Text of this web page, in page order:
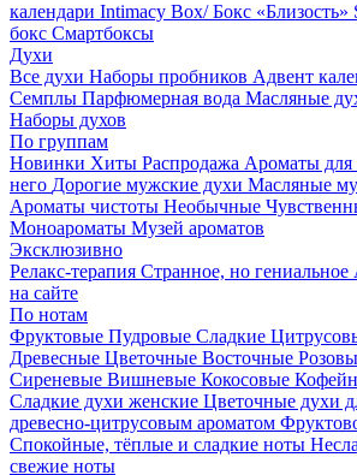
календари Intimacy Box/ Бокс «Близость»
бокс Смартбоксы
Духи
Все духи Наборы пробников Адвент
Семплы Парфюмерная вода Масляные
Наборы духов
По группам
Новинки Хиты Распродажа Ароматы для
него Дорогие мужские духи Масляные
Ароматы чистоты Необычные
Моноароматы Музей ароматов
Эксклюзивно
Релакс-терапия Странное, но гениальное
на сайте
По нотам
Фруктовые Пудровые Сладкие
Древесные Цветочные Восточные
Сиреневые Вишневые Кокосовые
Сладкие духи женские Цветочные духи
древесно-цитрусовым ароматом
Спокойные, тёплые и сладкие ноты
свежие ноты